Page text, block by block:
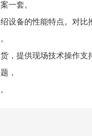
一套。
设备的性能特点。对比
，提供现场技术操作支
，